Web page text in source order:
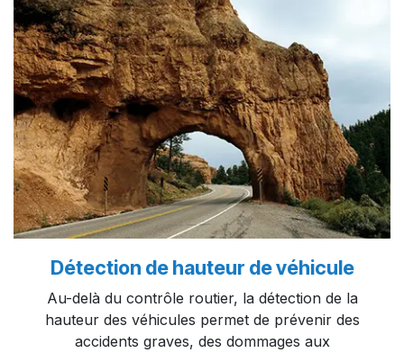
Détection de hauteur de véhicule ​
Au-delà du contrôle routier, la détection de la
hauteur des véhicules permet de prévenir des
accidents graves, des dommages aux